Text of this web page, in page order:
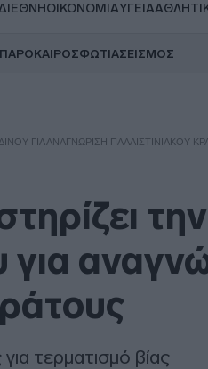
ΟΙΚΟΝΟΜΙΑΥΓΕΙΑ
ΚΑΙΡΟΣΦΩΤΙΑΣΕΙΣΜΟΣ
ΓΙΑ ΑΝΑΓΝΏΡΙΣΗ ΠΑΛΑΙΣΤΙΝΙΑΚΟΎ
την
τερματισμό βίας